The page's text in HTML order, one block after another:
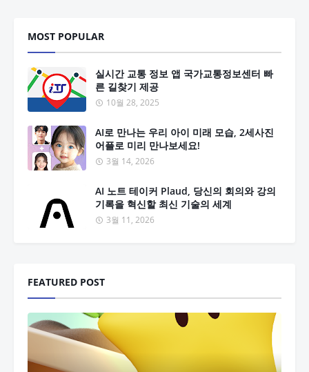
MOST POPULAR
실시간 교통 정보 앱 국가교통정보센터 빠
른 길찾기 제공
10월 28, 2025
AI로 만나는 우리 아이 미래 모습, 2세사진
어플로 미리 만나보세요!
3월 14, 2026
AI 노트 테이커 Plaud, 당신의 회의와 강의
기록을 혁신할 최신 기술의 세계
3월 11, 2026
FEATURED POST